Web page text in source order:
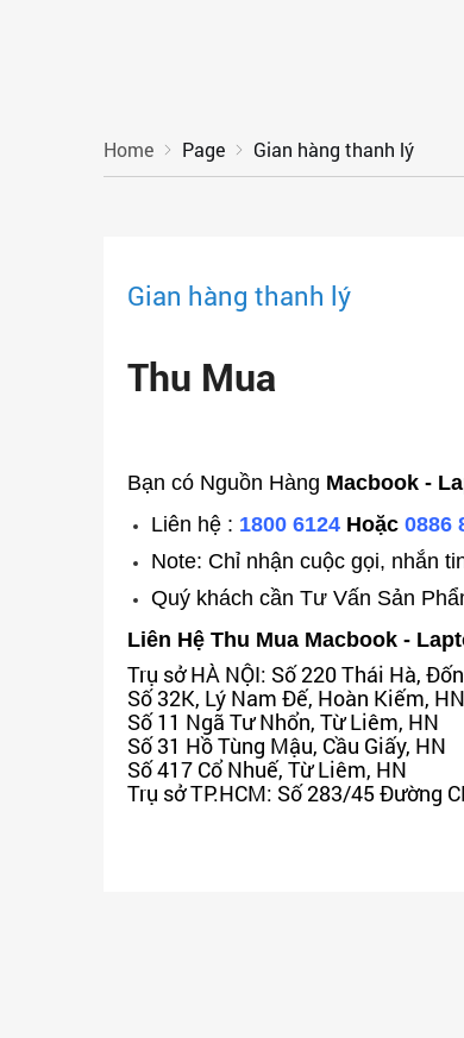
Home Page Gian hàng thanh lý
Gian hàng thanh lý
Thu Mua
Bạn có Nguồn Hàng Macbook -
Liên hệ : 1800 6124 Hoặc 0886
Note: Chỉ nhận cuộc gọi, nhắn
Quý khách cần Tư Vấn Sản
Liên Hệ Thu Mua Macbook -
Trụ sở HÀ NỘI: Số 220 Thái Hà,
Số 32K, Lý Nam Đế, Hoàn Kiếm, HN
Số 11 Ngã Tư Nhổn, Từ Liêm, HN
Số 31 Hồ Tùng Mậu, Cầu Giấy, HN
Số 417 Cổ Nhuế, Từ Liêm, HN
Trụ sở TP.HCM: Số 283/45 Đường